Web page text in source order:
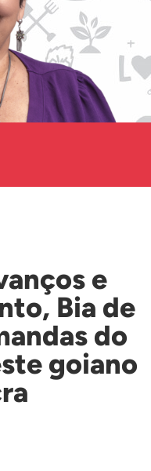
e
Bia de
do
goiano